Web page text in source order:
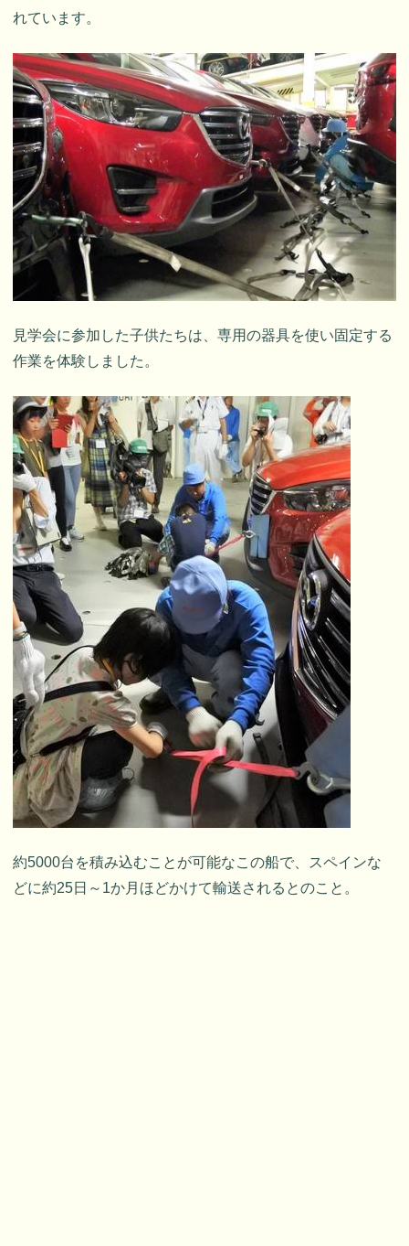
れています。
見学会に参加した子供たちは、専用の器具を使い固定する
作業を体験しました。
約5000台を積み込むことが可能なこの船で、スペインな
どに約25日～1か月ほどかけて輸送されるとのこと。